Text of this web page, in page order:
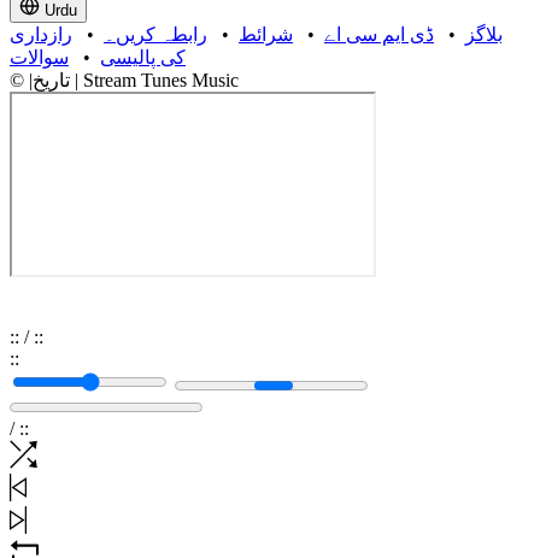
Urdu
بلاگز • ڈی ایم سی اے • شرائط • رابطہ کریں۔ • رازداری
کی پالیسی • سوالات
© |تاریخ | Stream Tunes Music
:: / ::
::
/ ::